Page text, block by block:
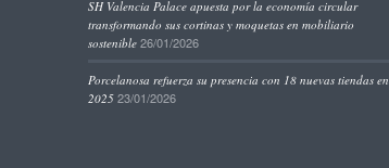
SH Valencia Palace apuesta por la economía circular
transformando sus cortinas y moquetas en mobiliario
sostenible 26/01/2026
Porcelanosa refuerza su presencia con 18 nuevas tiendas en
2025 23/01/2026